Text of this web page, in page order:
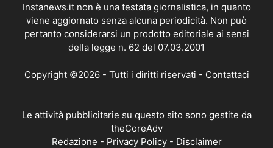
Instanews.it non è una testata giornalistica, in quanto
viene aggiornato senza alcuna periodicità. Non può
pertanto considerarsi un prodotto editoriale ai sensi
della legge n. 62 del 07.03.2001
Copyright ©2026 - Tutti i diritti riservati - Contattaci
Le attività pubblicitarie su questo sito sono gestite da
theCoreAdv
Redazione - Privacy Policy- Disclaimer